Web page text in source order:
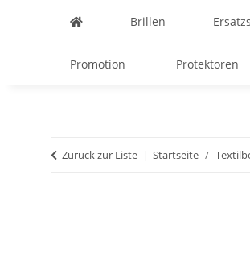
Brillen
Promotion Protektoren
Zurück zur Liste Startseite